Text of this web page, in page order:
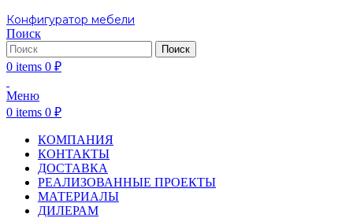
Конфигуратор мебели
Поиск
Поиск
0 items 0 ₽
Меню
0 items 0 ₽
КОМПАНИЯ
КОНТАКТЫ
ДОСТАВКА
РЕАЛИЗОВАННЫЕ ПРОЕКТЫ
МАТЕРИАЛЫ
ДИЛЕРАМ